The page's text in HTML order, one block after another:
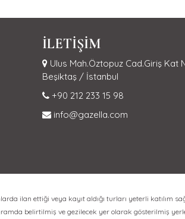
İLETİŞİM
Ulus Mah.Öztopuz Cad.Giriş Kat
Beşiktaş / İstanbul
+90 212 233 15 98
info@gazella.com
ilan ettiği veya kayıt aldığı turları yeterli katılım
belirtilmiş ve gezilecek yer olarak gösterilmiş